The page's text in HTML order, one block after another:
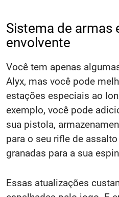
Sistema de armas
envolvente
Você tem apenas
Alyx, mas você pode
estações especiais ao
exemplo, você pode
sua pistola,
para o seu rifle de
granadas para a sua
Essas atualizações